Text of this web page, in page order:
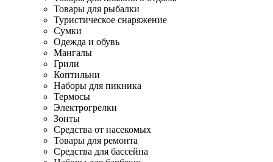
Товары для рыбалки
Туристическое снаряжение
Сумки
Одежда и обувь
Мангалы
Грили
Коптильни
Наборы для пикника
Термосы
Электрогрелки
Зонты
Средства от насекомых
Товары для ремонта
Средства для бассейна